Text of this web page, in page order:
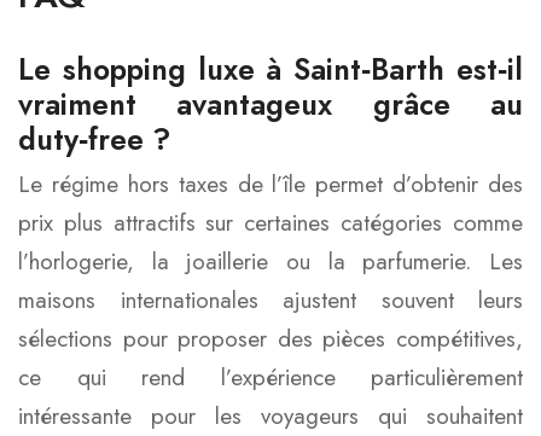
Le shopping luxe à Saint‑Barth est‑il
vraiment avantageux grâce au
duty‑free ?
Le régime hors taxes de l’île permet d’obtenir des
prix plus attractifs sur certaines catégories comme
l’horlogerie, la joaillerie ou la parfumerie. Les
maisons internationales ajustent souvent leurs
sélections pour proposer des pièces compétitives,
ce qui rend l’expérience particulièrement
intéressante pour les voyageurs qui souhaitent